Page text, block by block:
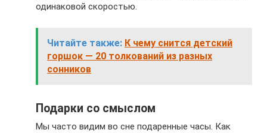
одинаковой скоростью.
Читайте также: К чему снится детский
горшок — 20 толкований из разных
сонников
Подарки со смыслом
Мы часто видим во сне подаренные часы. Как